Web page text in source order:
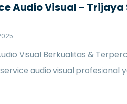
Audio Visual – Trijaya
Visual Berkualitas &
audio visual profesional